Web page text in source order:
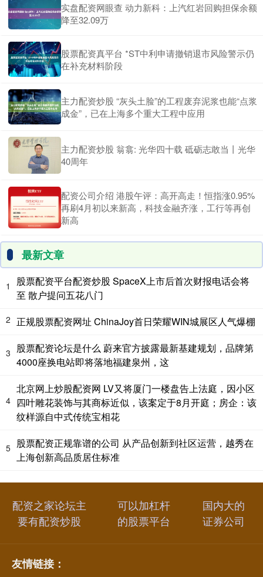
实盘配资网眼查 动力新科：上汽红岩回购担保余额
降至32.09万
股票配资真平台 *ST中利申请撤销退市风险警示仍
在补充材料阶段
主力配资炒股 “灰头土脸”的工程废弃泥浆也能“点浆
成金”，已在上海多个重大工程中应用
主力配资炒股 翁翕: 光华四十载 砥砺志敢当丨光华
40周年
配资公司介绍 港股午评：高开高走！恒指涨0.95%
再刷4月初以来新高，科技金融齐涨，工行等再创
新高
最新文章
1
股票配资平台配资炒股 SpaceX上市后首次财报电话会将
至 散户提问五花八门
2 正规股票配资网址 ChinaJoy首日荣耀WIN城展区人气爆棚
3 股票配资论坛是什么 蔚来官方披露最新基建规划，品牌第
4000座换电站即将落地福建泉州，这
4
北京网上炒股配资网 LV又将厦门一楼盘告上法庭，因小区
四叶雕花装饰与其商标近似，该案定于8月开庭；房企：该
纹样源自中式传统宝相花
5 股票配资正规靠谱的公司 从产品创新到社区运营，越秀在
上海创新高品质居住标准
配资之家论坛主
要有配资炒股
可以加杠杆
的股票平台
国内大的
证券公司
友情链接：